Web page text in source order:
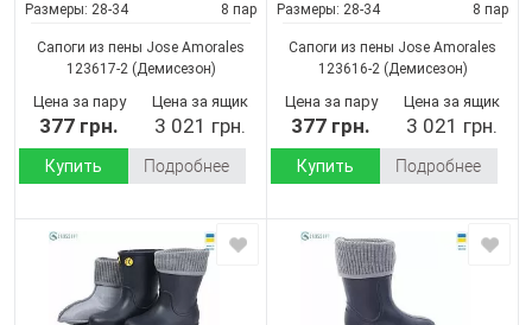
Размеры: 28-34 8 пар
Сапоги из пены Jose Amorales
123617-2(Демисезон)
Цена за пару
377 грн.
Цена за ящик
3 021 грн.
Купить Подробнее
Размеры: 28-34 8 пар
Сапоги из пены Jose Amorales
123616-2(Демисезон)
Цена за пару
377 грн.
Цена за ящик
3 021 грн.
Купить Подробнее